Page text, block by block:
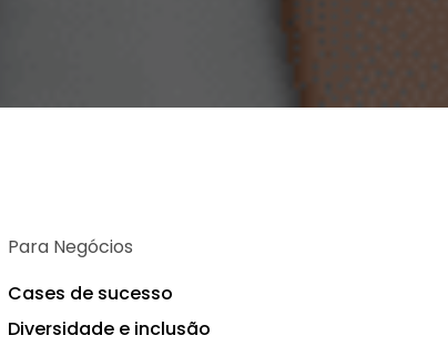
Para Negócios
Cases de sucesso
Diversidade e inclusão